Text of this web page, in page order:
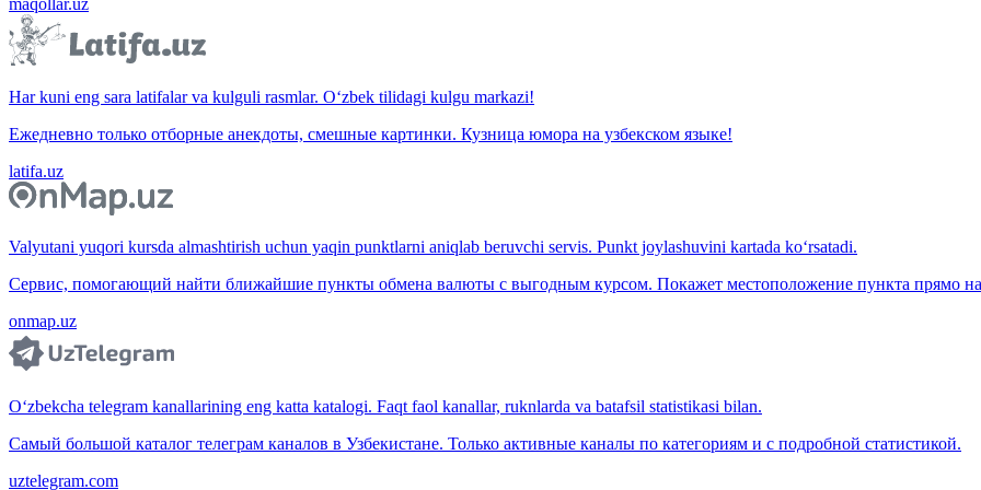
maqollar.uz
Har kuni eng sara latifalar va kulguli rasmlar. O‘zbek tilidagi kulgu markazi!
Ежедневно только отборные анекдоты, смешные картинки. Кузница юмора на узбекском языке!
latifa.uz
Valyutani yuqori kursda almashtirish uchun yaqin punktlarni aniqlab beruvchi servis. Punkt joylashuvini kartada ko‘rsatadi.
Сервис, помогающий найти ближайшие пункты обмена валюты с выгодным курсом. Покажет местоположение пункта прямо на
onmap.uz
O‘zbekcha telegram kanallarining eng katta katalogi. Faqt faol kanallar, ruknlarda va batafsil statistikasi bilan.
Самый большой каталог телеграм каналов в Узбекистане. Только активные каналы по категориям и с подробной статистикой.
uztelegram.com